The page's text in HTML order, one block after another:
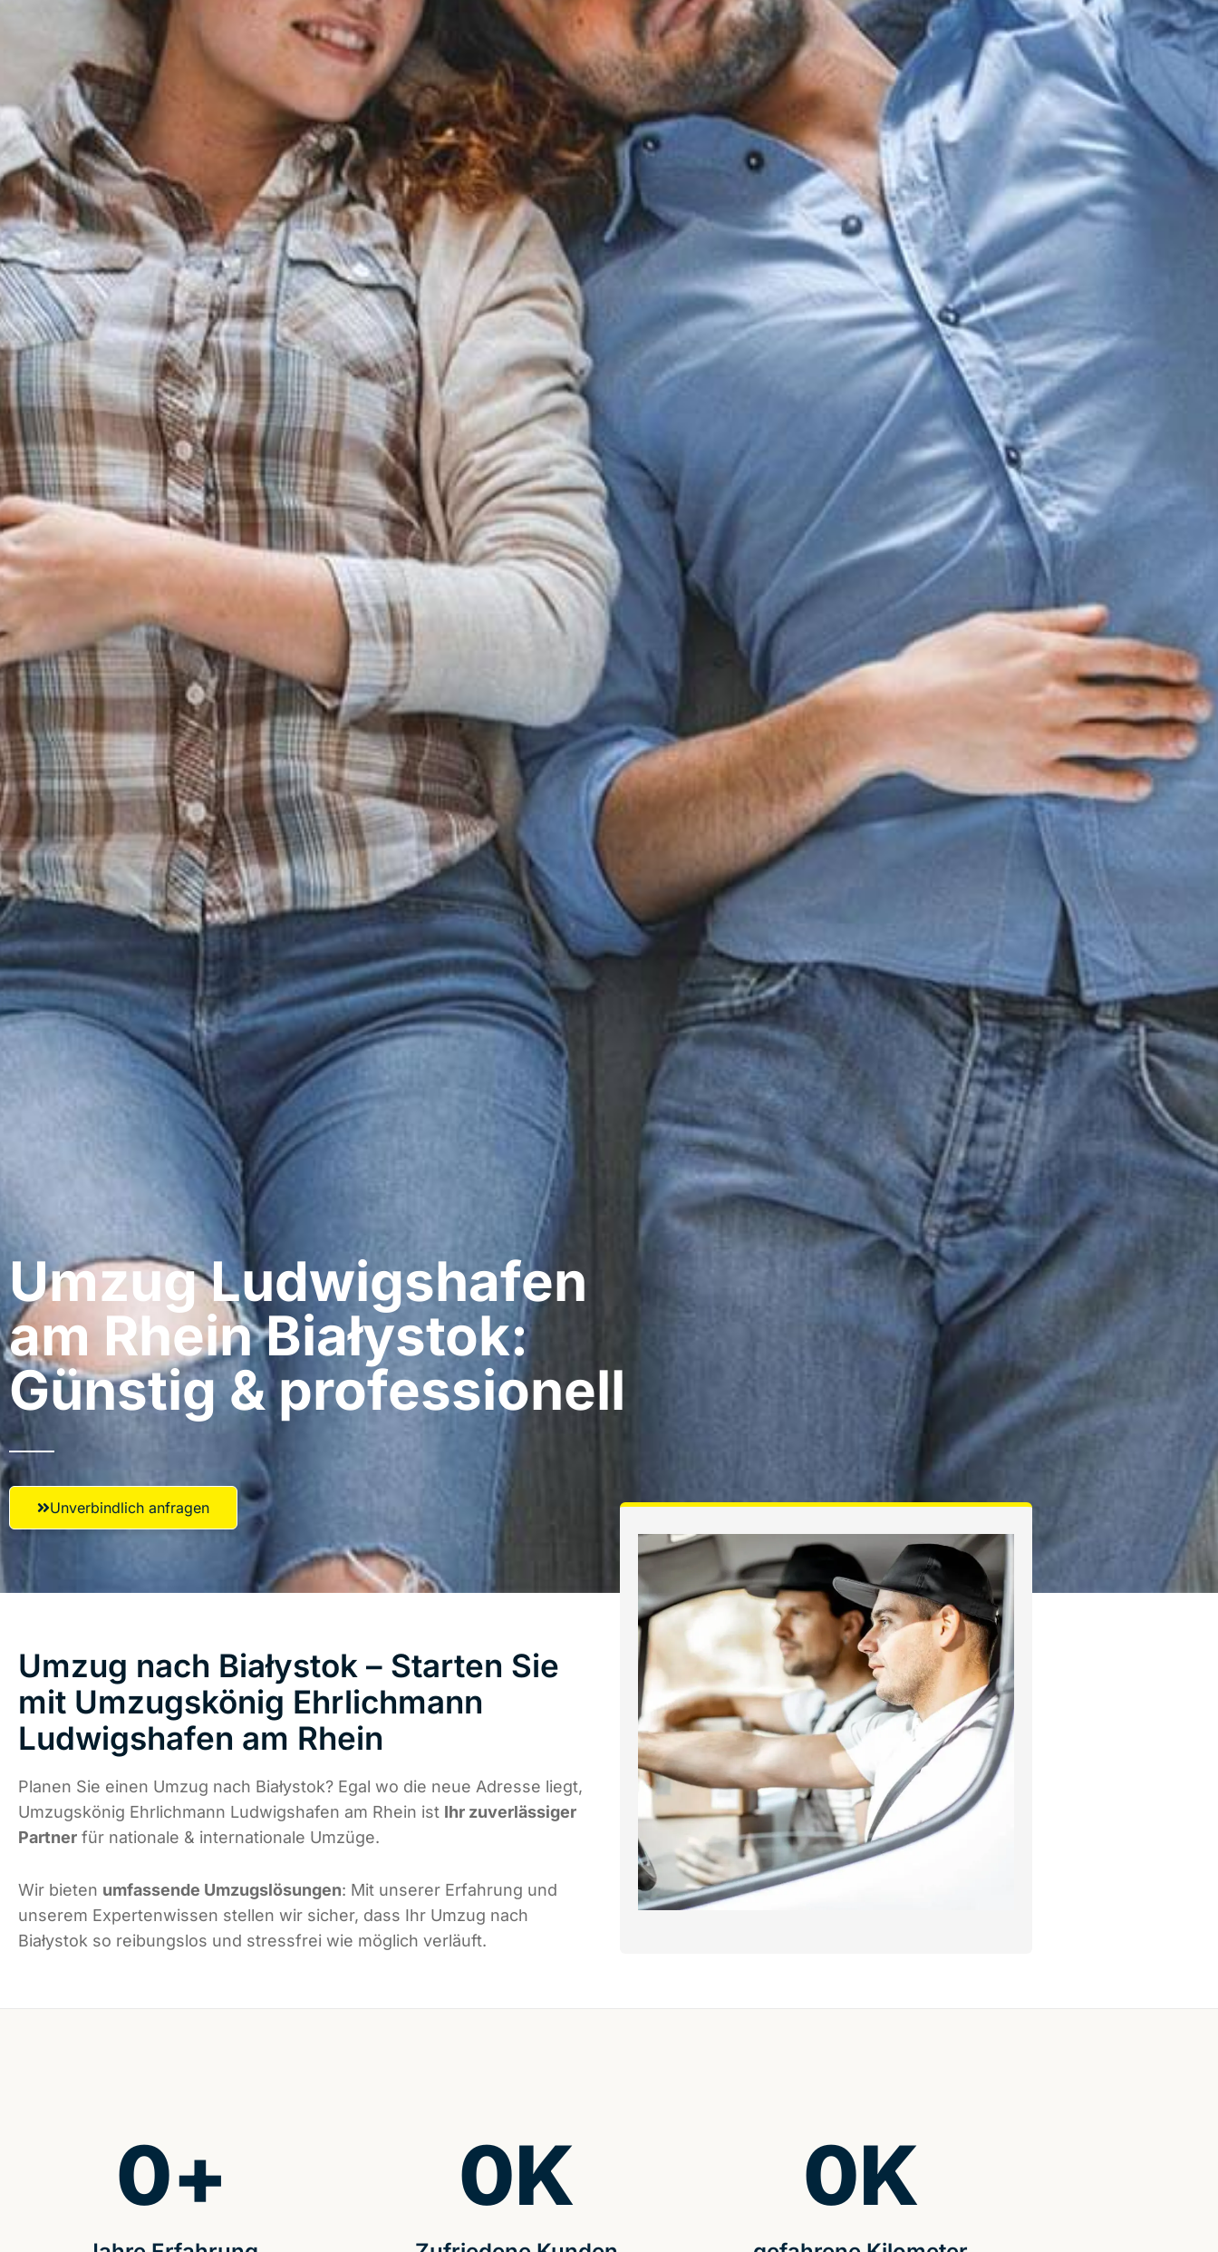
Umzug Ludwigshafen
am Rhein​ Białystok:
Günstig & professionell​
Unverbindlich anfragen
Umzug nach Białystok – Starten Sie
mit Umzugskönig Ehrlichmann
Ludwigshafen am Rhein
Planen Sie einen Umzug nach Białystok? Egal wo die neue Adresse liegt,
Umzugskönig Ehrlichmann Ludwigshafen am Rhein ist Ihr zuverlässiger
Partner für nationale & internationale Umzüge.
Wir bieten umfassende Umzugslösungen: Mit unserer Erfahrung und
unserem Expertenwissen stellen wir sicher, dass Ihr Umzug nach
Białystok so reibungslos und stressfrei wie möglich verläuft.
0+ 0K 0K